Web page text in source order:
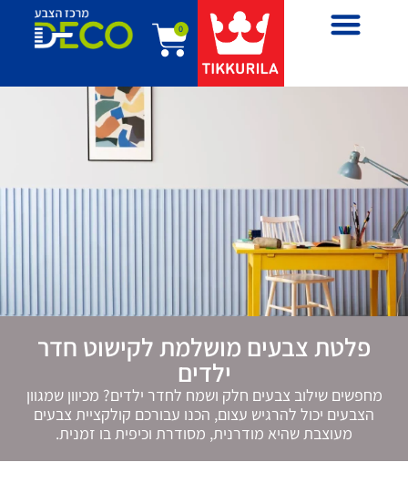
0
פלטת צבעים מושלמת לקישוט חדר
ילדים
מחפשים שילוב צבעים חלק ושמח לחדר ילדים? מכיוון שמגוון
הצבעים יכול להרגיש עצום, הכנו עבורכם קולקציית צבעים
מעוצבת שהיא מודרנית, מסודרת וכיפית בו זמנית.